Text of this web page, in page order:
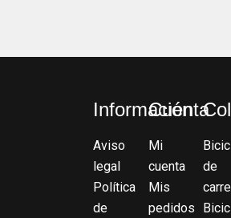
Información
Aviso
legal
Política
de
Cuenta
Mi
cuenta
Mis
pedidos
de